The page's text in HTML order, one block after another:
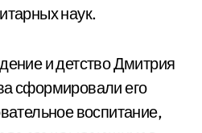
наук.
и детство Дмитрия
сформировали его
воспитание,